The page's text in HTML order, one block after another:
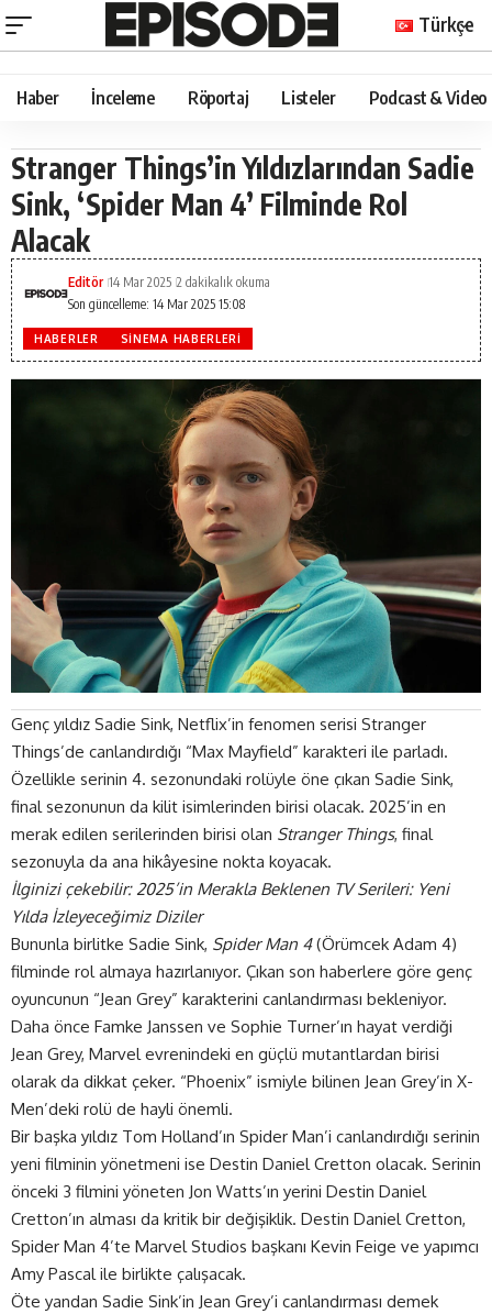
Türkçe
Haber İnceleme Röportaj Listeler Podcast & Video
Stranger Things’in Yıldızlarından Sadie
Sink, ‘Spider Man 4’ Filminde Rol
Alacak
Son güncelleme: 14 Mar 2025 15:08
Editör 14 Mar 2025 2 dakikalık okuma
HABERLER SINEMA HABERLERI
Genç yıldız Sadie Sink, Netflix’in fenomen serisi Stranger
Things’de canlandırdığı “Max Mayfield” karakteri ile parladı.
Özellikle serinin 4. sezonundaki rolüyle öne çıkan Sadie Sink,
final sezonunun da kilit isimlerinden birisi olacak. 2025’in en
merak edilen serilerinden birisi olan Stranger Things, final
sezonuyla da ana hikâyesine nokta koyacak.
İlginizi çekebilir:2025’in Merakla Beklenen TV Serileri: Yeni
Yılda İzleyeceğimiz Diziler
Bununla birlitke Sadie Sink, Spider Man 4(Örümcek Adam 4)
filminde rol almaya hazırlanıyor. Çıkan son haberlere göre genç
oyuncunun “Jean Grey” karakterini canlandırması bekleniyor.
Daha önce Famke Janssen ve Sophie Turner’ın hayat verdiği
Jean Grey, Marvel evrenindeki en güçlü mutantlardan birisi
olarak da dikkat çeker. “Phoenix” ismiyle bilinen Jean Grey’in X-
Men’deki rolü de hayli önemli.
Bir başka yıldız Tom Holland’ın Spider Man’i canlandırdığı serinin
yeni filminin yönetmeni ise Destin Daniel Cretton olacak. Serinin
önceki 3 filmini yöneten Jon Watts’ın yerini Destin Daniel
Cretton’ın alması da kritik bir değişiklik. Destin Daniel Cretton,
Spider Man 4’te Marvel Studios başkanı Kevin Feige ve yapımcı
Amy Pascal ile birlikte çalışacak.
Öte yandan Sadie Sink’in Jean Grey’i canlandırması demek